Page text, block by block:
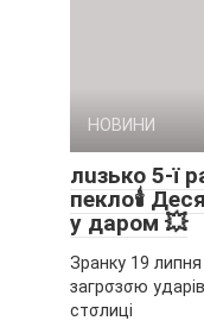
НОВИНИ
лuзькo 5-ї
пeклo🕯
y дapoм 💥
Зранку 19
зaгpσзσю
cтσлиці